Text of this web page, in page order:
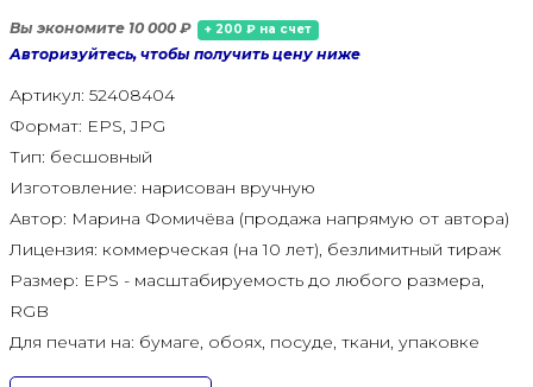
Вы экономите 10 000 ₽ + 200 ₽ на счет
Авторизуйтесь, чтобы получить цену ниже
Артикул: 52408404
Формат: EPS, JPG
Тип: бесшовный
Изготовление: нарисован вручную
Автор: Марина Фомичёва (продажа напрямую от автора)
Лицензия: коммерческая (на 10 лет), безлимитный тираж
Размер: EPS - масштабируемость до любого размера,
RGB
Для печати на: бумаге, обоях, посуде, ткани, упаковке